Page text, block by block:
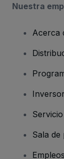
Nuestra
Acerca
Sala de
Empleos